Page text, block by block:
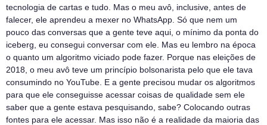
tecnologia de cartas e tudo. Mas o meu avô, inclusive, antes de
falecer, ele aprendeu a mexer no WhatsApp. Só que nem um
pouco das conversas que a gente teve aqui, o mínimo da ponta do
iceberg, eu consegui conversar com ele. Mas eu lembro na época
o quanto um algoritmo viciado pode fazer. Porque nas eleições de
2018, o meu avô teve um princípio bolsonarista pelo que ele tava
consumindo no YouTube. E a gente precisou mudar os algoritmos
para que ele conseguisse acessar coisas de qualidade sem ele
saber que a gente estava pesquisando, sabe? Colocando outras
fontes para ele acessar. Mas isso não é a realidade da maioria das